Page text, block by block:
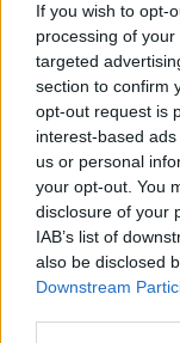
If you wish to opt-
processing of
targeted
section to confirm
opt-out request is
interest-based
us or personal
your opt-out. You
disclosure of your
IAB’s list of
also be disclosed
Downstream
ΠΕΙΡΑΙΩΣ:
ΣΑΡΑΝΤΗΣ: